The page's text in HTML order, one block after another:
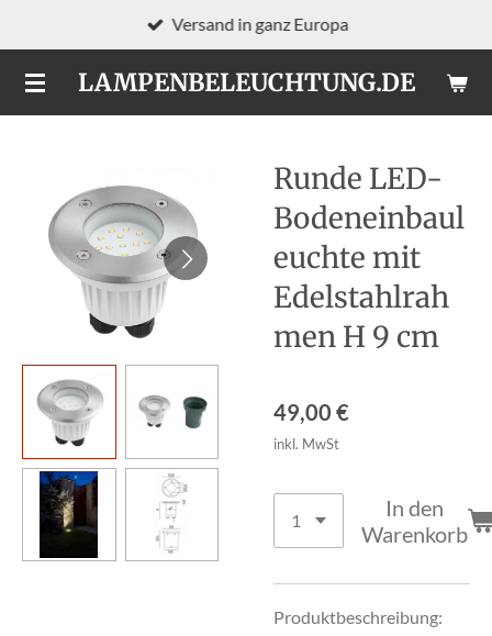
Hauptinhalt
springenLAMPENBELEUCHTUNG.DE
Versand in ganz Europa
Runde LED-
Bodeneinbaul
euchte mit
Edelstahlrah
men H 9 cm
49,00 €
inkl. MwSt
In den
Warenkorb
Produktbeschreibung: